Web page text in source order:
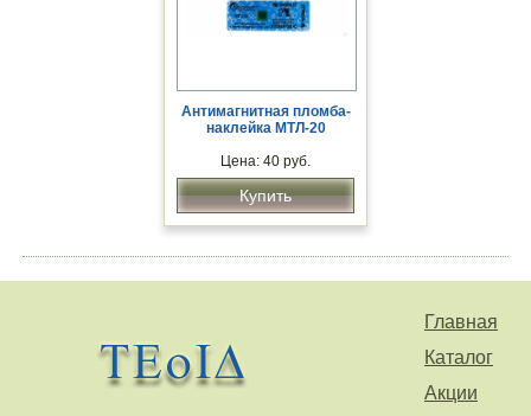
Антимагнитная пломба-
наклейка МТЛ-20
Цена: 40 руб.
Купить
Главная
Каталог
Акции